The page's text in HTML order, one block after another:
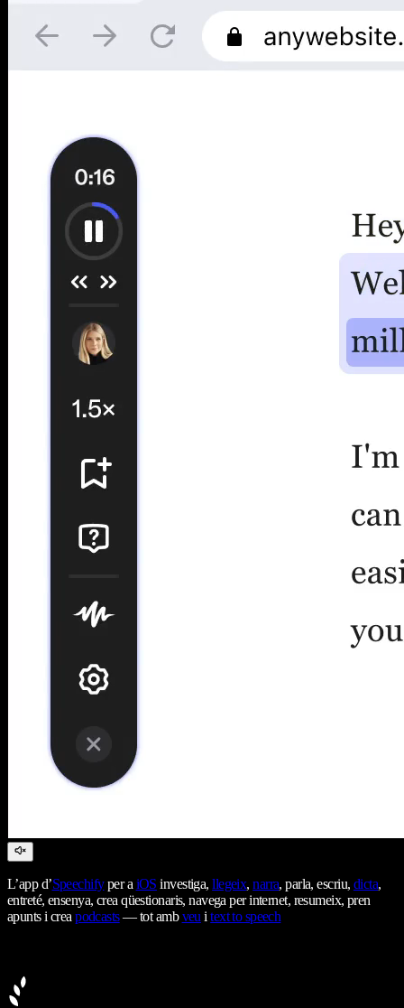
L’app d’Speechifyper aiOS investiga,llegeix,narra, parla, escriu, dicta,
entreté, ensenya, crea qüestionaris, navega per internet, resumeix, pren
apunts i creapodcasts— tot ambveuitext to speech